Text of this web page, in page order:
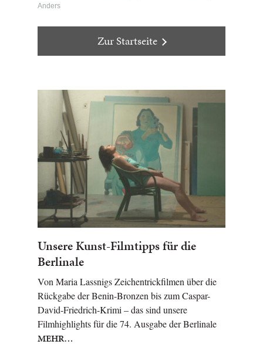
Anders
Zur Startseite
Unsere Kunst-Filmtipps für die
Berlinale
Von Maria Lassnigs Zeichentrickfilmen über die
Rückgabe der Benin-Bronzen bis zum Caspar-
David-Friedrich-Krimi – das sind unsere
Filmhighlights für die 74. Ausgabe der Berlinale
MEHR…